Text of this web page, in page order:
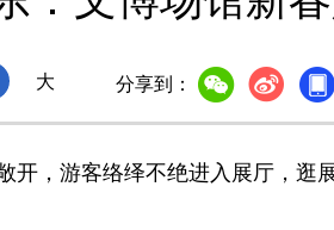
大 分享到：
，游客络绎不绝进入展厅，逛